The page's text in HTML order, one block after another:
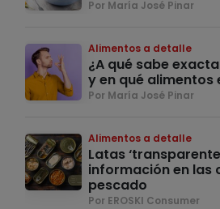
Por María José Pinar
Alimentos a detalle
¿A qué sabe
y en qué alimentos
Por María José Pinar
Alimentos a detalle
Latas
información en las
pescado
Por EROSKI Consumer